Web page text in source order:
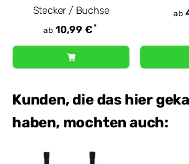
Stecker / Buchse
ab 10,99 €*
ab
Kunden, die das hier
haben, mochten auch: